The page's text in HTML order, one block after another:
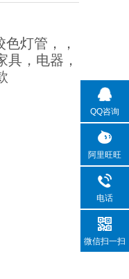
灯管，，
，电器，
QQ咨询
阿里旺旺
电话
微信扫一扫